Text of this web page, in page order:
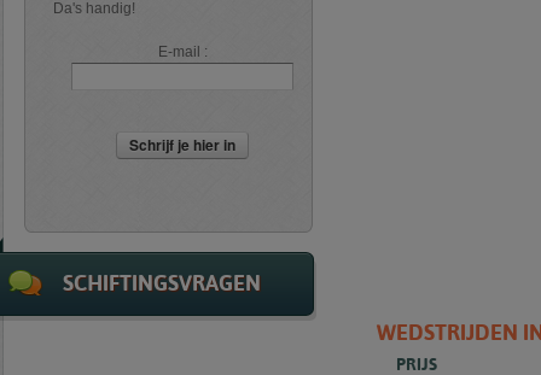
Da's handig!
E-mail :
Schrijf je hier in
SCHIFTINGSVRAGEN
WEDSTRIJDEN
PRIJS